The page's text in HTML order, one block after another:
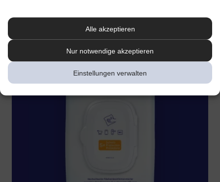
Alle akzeptieren
Nur notwendige akzeptieren
Einstellungen verwalten